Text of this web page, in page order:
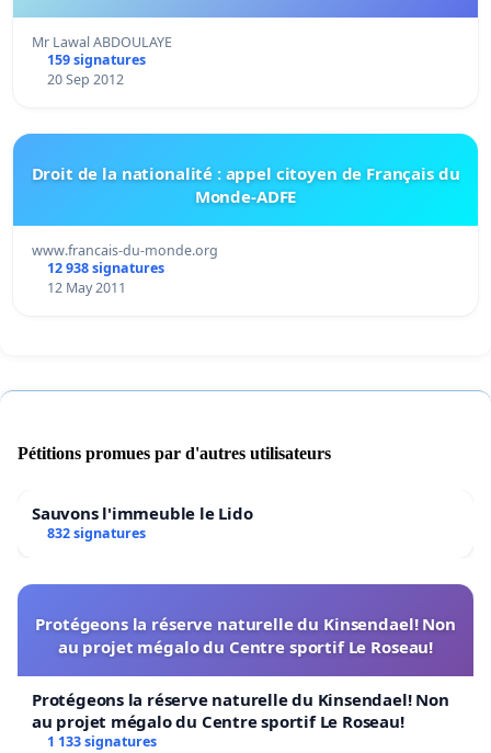
Mr Lawal ABDOULAYE
159 signatures
20 Sep 2012
Droit de la nationalité : appel citoyen de Français du
Monde-ADFE
www.francais-du-monde.org
12 938 signatures
12 May 2011
Pétitions promues par d'autres utilisateurs
Sauvons l'immeuble le Lido
832 signatures
Protégeons la réserve naturelle du Kinsendael! Non
au projet mégalo du Centre sportif Le Roseau!
Protégeons la réserve naturelle du Kinsendael! Non
au projet mégalo du Centre sportif Le Roseau!
1 133 signatures